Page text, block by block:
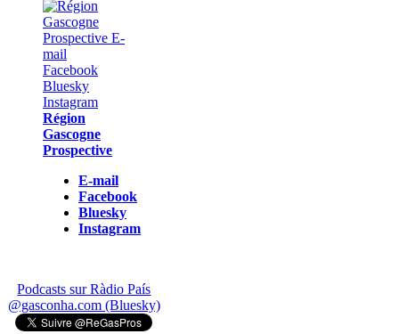
Région
Gascogne
Prospective
E-mail
Facebook
Bluesky
Instagram
Podcasts sur Ràdio País
@gasconha.com (Bluesky)